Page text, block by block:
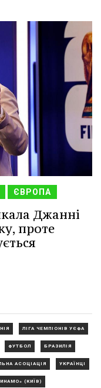
ЄВРОПА
Джанні
проте
ЛІГА ЧЕМПІОНІВ УЄФА
ФУТБОЛ БРАЗИЛІЯ
АСОЦІАЦІЯ УКРАЇНЦІ
(КИЇВ)